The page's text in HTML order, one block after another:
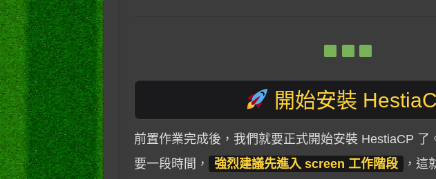
開始安裝
前置作業完成後，我們就要正式開始安裝 HestiaCP 了
要一段時間，
強烈建議先進入 screen 工作階段
，這